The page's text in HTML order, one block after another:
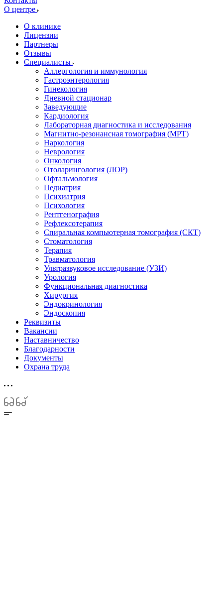
О центре
О клинике
Лицензии
Партнеры
Отзывы
Специалисты
Аллергология и иммунология
Гастроэнтерология
Гинекология
Дневной стационар
Заведующие
Кардиология
Лабораторная диагностика и исследования
Магнитно-резонансная томография (МРТ)
Наркология
Неврология
Онкология
Отоларингология (ЛОР)
Офтальмология
Педиатрия
Психиатрия
Психология
Рентгенография
Рефлексотерапия
Спиральная компьютерная томография (СКТ)
Стоматология
Терапия
Травматология
Ультразвуковое исследование (УЗИ)
Урология
Функциональная диагностика
Хирургия
Эндокринология
Эндоскопия
Реквизиты
Вакансии
Наставничество
Благодарности
Документы
Охрана труда